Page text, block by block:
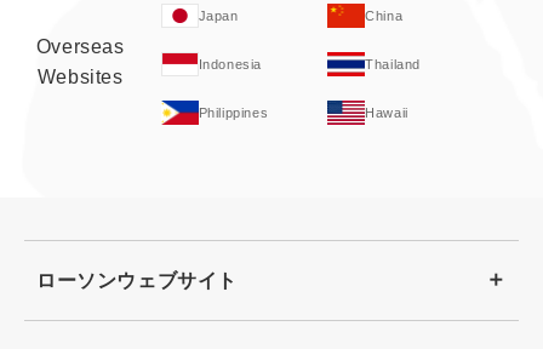
Overseas
Websites
Japan China
Indonesia Thailand
Philippines Hawaii
ローソンウェブサイト